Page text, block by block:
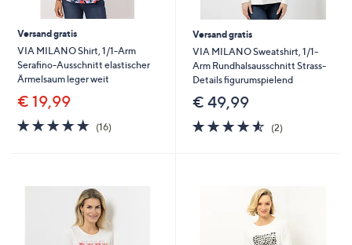
Versand gratis
VIA MILANO Shirt, 1/1-Arm
Serafino-Ausschnitt elastischer
Ärmelsaum leger weit
€ 19,99
4.7
von
(16)16
Versand gratis
VIA MILANO Sweatshirt, 1/1-
Arm Rundhalsausschnitt Strass-
Details figurumspielend
€ 49,99
4.5
von
(2)2